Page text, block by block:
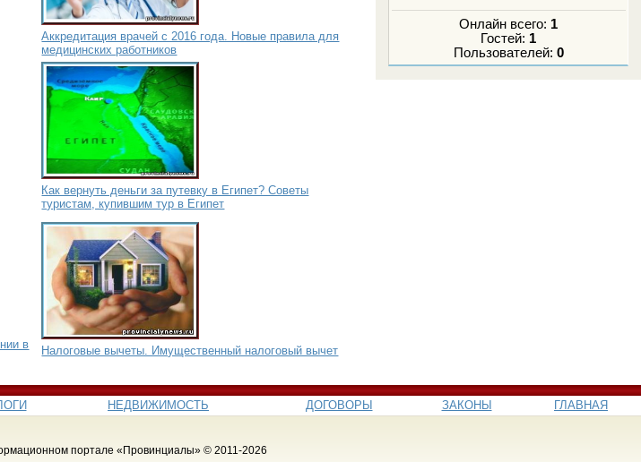
Онлайн всего: 1
Гостей: 1
Пользователей: 0
Аккредитация врачей с 2016 года. Новые правила для
медицинских работников
Как вернуть деньги за путевку в Египет? Советы
туристам, купившим тур в Египет
в
Налоговые вычеты. Имущественный налоговый вычет
НЕДВИЖИМОСТЬ ДОГОВОРЫ ЗАКОНЫ ГЛАВНАЯ
портале «Провинциалы» © 2011-2026